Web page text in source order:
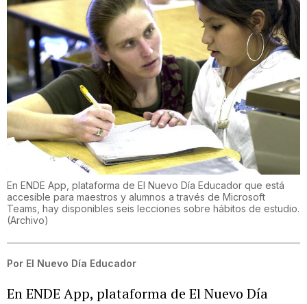
En ENDE App, plataforma de El Nuevo Día Educador que está
accesible para maestros y alumnos a través de Microsoft
Teams, hay disponibles seis lecciones sobre hábitos de estudio.
(Archivo)
Por El Nuevo Día Educador
En ENDE App, plataforma de El Nuevo Día